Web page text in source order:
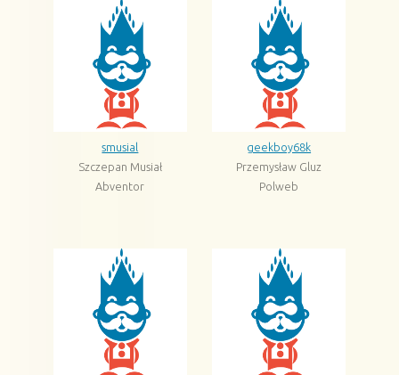
smusial
Szczepan Musiał
Abventor
geekboy68k
Przemysław Gluz
Polweb